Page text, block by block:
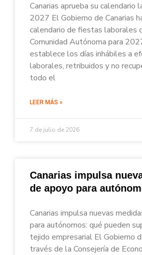
Canarias aprueba su calendario
2027 El Gobierno de Canarias
calendario de fiestas laborales
Comunidad Autónoma para
establece los días inhábiles a
laborales, retribuidos y no
todo el
LEER MÁS »
7 de julio de 2026
Canarias impulsa
de apoyo para
Canarias impulsa nuevas
para autónomos: qué pueden
tejido empresarial El Gobierno
través de la Consejería de